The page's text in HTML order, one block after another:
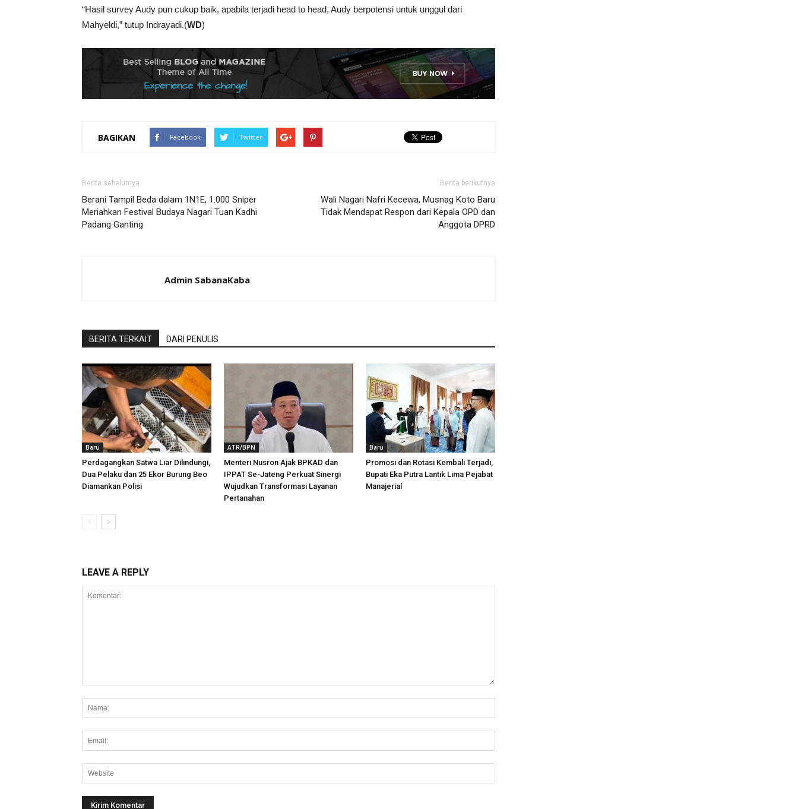
“Hasil survey Audy pun cukup baik, apabila terjadi head to head, Audy berpotensi untuk unggul dari
Mahyeldi,” tutup Indrayadi.(WD)
BAGIKAN Facebook Twitter
Berita sebelumya
Berani Tampil Beda dalam 1N1E, 1.000 Sniper
Meriahkan Festival Budaya Nagari Tuan Kadhi
Padang Ganting
Berita berikutnya
Wali Nagari Nafri Kecewa, Musnag Koto Baru
Tidak Mendapat Respon dari Kepala OPD dan
Anggota DPRD
Admin SabanaKaba
BERITA TERKAIT DARI PENULIS
Baru
Perdagangkan Satwa Liar Dilindungi,
Dua Pelaku dan 25 Ekor Burung Beo
Diamankan Polisi
ATR/BPN
Menteri Nusron Ajak BPKAD dan
IPPAT Se-Jateng Perkuat Sinergi
Wujudkan Transformasi Layanan
Pertanahan
Baru
Promosi dan Rotasi Kembali Terjadi,
Bupati Eka Putra Lantik Lima Pejabat
Manajerial
LEAVE A REPLY